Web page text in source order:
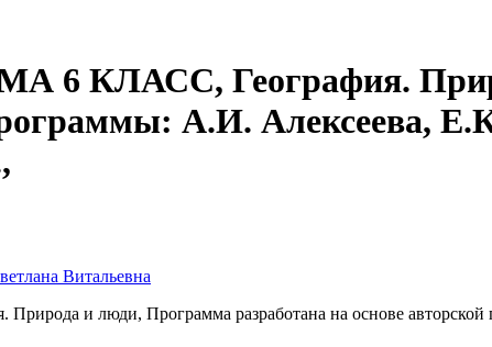
КЛАСС, География.
А.И. Алексеева,
Витальевна
и люди, Программа разработана на основе